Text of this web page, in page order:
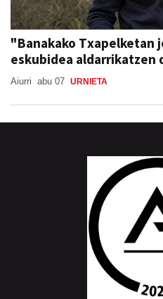
"Banakako Txapelketan
eskubidea aldarrikatzen
Aiurri abu 07 URNIETA